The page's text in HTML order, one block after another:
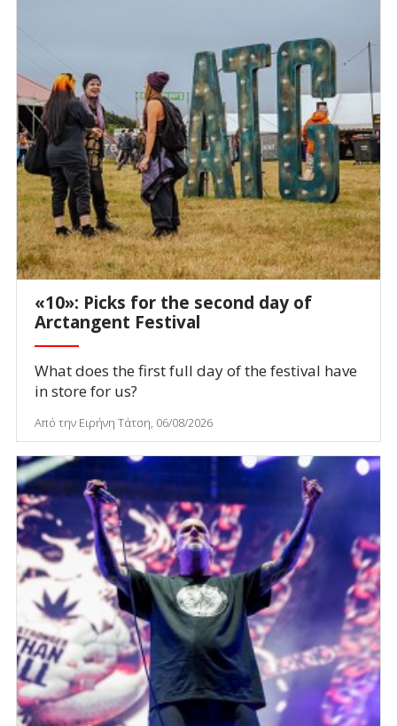
«10»: Picks for the second day of
Arctangent Festival
What does the first full day of the festival have
in store for us?
Από την Ειρήνη Τάτση, 06/08/2026